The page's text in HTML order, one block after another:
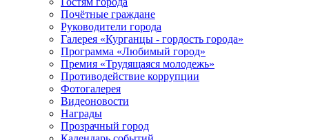
Почётные граждане
Руководители города
Галерея «Курганцы - гордость города»
Программа «Любимый город»
Премия «Трудящаяся молодежь»
Противодействие коррупции
Фотогалерея
Видеоновости
Награды
Прозрачный город